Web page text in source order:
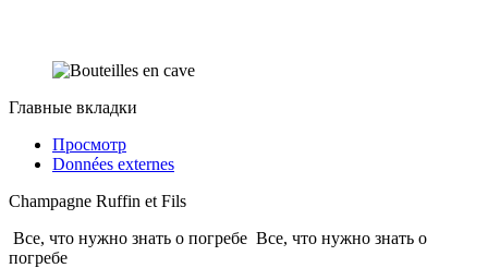
Главные вкладки
Просмотр
Données externes
Champagne Ruffin et Fils
Все, что нужно знать о погребе Все, что нужно знать о
погребе